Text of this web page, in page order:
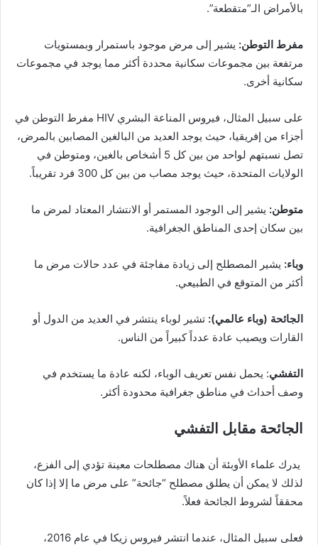
بالأمراض الـ”متقطعة”.
مفرط التوطن: يشير إلى مرض موجود باستمرار وبمستويات
مرتفعة بين مجموعات سكانية محددة أكثر مما يوجد في مجموعات
سكانية أخرى.
على سبيل المثال، فيروس المناعة البشري HIV مفرط التوطن في
أجزاء من إفريقيا، حيث يوجد العديد من البالغين المصابين بالمرض،
تصل نسبتهم لواحد من بين كل 5 أشخاص بالغين، ومتوطن في
الولايات المتحدة، حيث يوجد مصاب من بين كل 300 فرد تقريباً.
متوطن: يشير إلى الوجود المستمر أو الانتشار المعتاد لمرض ما
بين سكان إحدى المناطق الجغرافية.
وباء: يشير المصطلح إلى زيادة مفاجئة في عدد حالات مرض ما
أكثر من المتوقع في الطبيعي.
الجائحة (وباء عالمي): تشير لوباء ينتشر في العديد من الدول أو
القارات ويصيب عادة عدداً كبيراً من الناس.
التفشي: يحمل نفس تعريف الوباء، لكنه عادة ما يستخدم في
وصف أحداث في مناطق جغرافية محدودة أكثر.
الجائحة مقابل التفشي
يدرك علماء الأوبئة أن هناك مصطلحات معينة تؤدي إلى الفزع،
لذلك لا يمكن أن يطلق مصطلح “جائحة” على مرض ما إلا إذا كان
محققاً لشروط الجائحة فعلاً.
فعلى سبيل المثال، عندما انتشر فيروس زيكا في عام 2016،